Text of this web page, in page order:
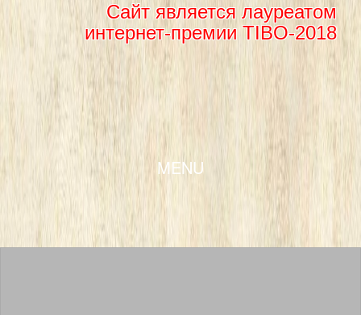
Сайт является лауреатом
интернет-премии TIBO-2018
MENU
SKIP TO CONTENT